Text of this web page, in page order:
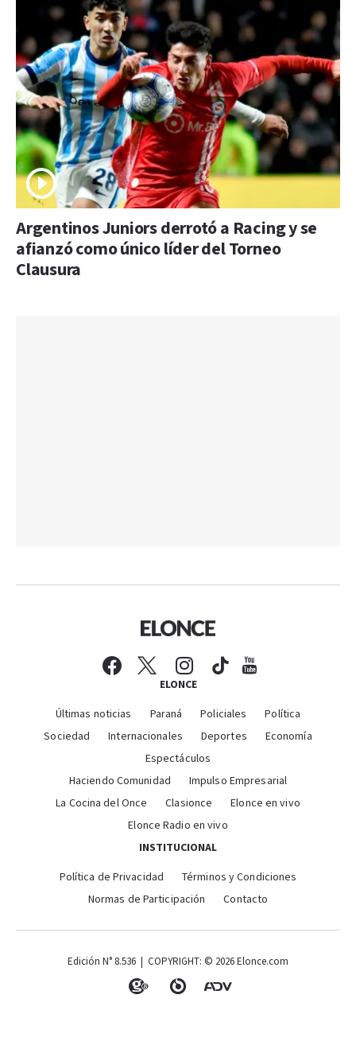
Argentinos Juniors derrotó a Racing y se
afianzó como único líder del Torneo
Clausura
ELONCE
Últimas noticias Paraná Policiales
Política
Sociedad
Internacionales Deportes
Economía
Espectáculos
Haciendo Comunidad
Impulso Empresarial
La Cocina del Once
Clasionce
Elonce en vivo
Elonce Radio en vivo
INSTITUCIONAL
Política de Privacidad
Términos y Condiciones
Normas de Participación
Contacto
Edición N° 8.536 | COPYRIGHT: © 2026 Elonce.com